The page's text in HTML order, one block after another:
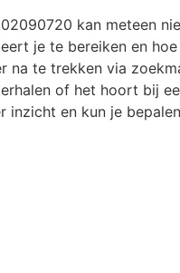
kan meteen
je te bereiken en
na te trekken via
of het hoort bij
inzicht en kun je